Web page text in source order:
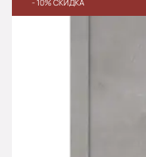
- 10% СКИДКА